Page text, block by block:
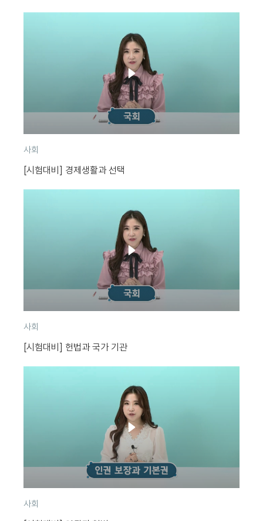
분
류
사회
[시험대비] 경제생활과 선택
분
류
사회
[시험대비] 헌법과 국가 기관
분
류
사회